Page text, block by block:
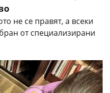
не се правят, а всеки
от специализирани